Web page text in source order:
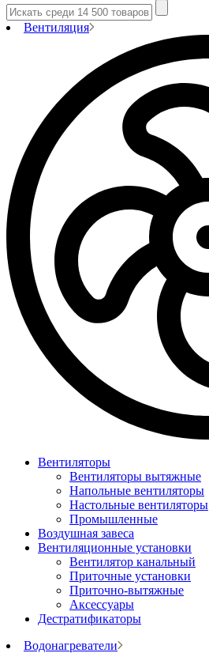
Вентиляция
Вентиляторы
Вентиляторы вытяжные
Напольные вентиляторы
Настольные вентиляторы
Промышленные
Воздушная завеса
Вентиляционные установки
Вентилятор канальный
Приточные установки
Приточно-вытяжные
Аксессуары
Дестратификаторы
Водонагреватели